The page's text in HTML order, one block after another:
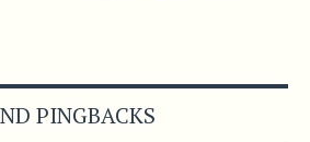
PINGBACKS